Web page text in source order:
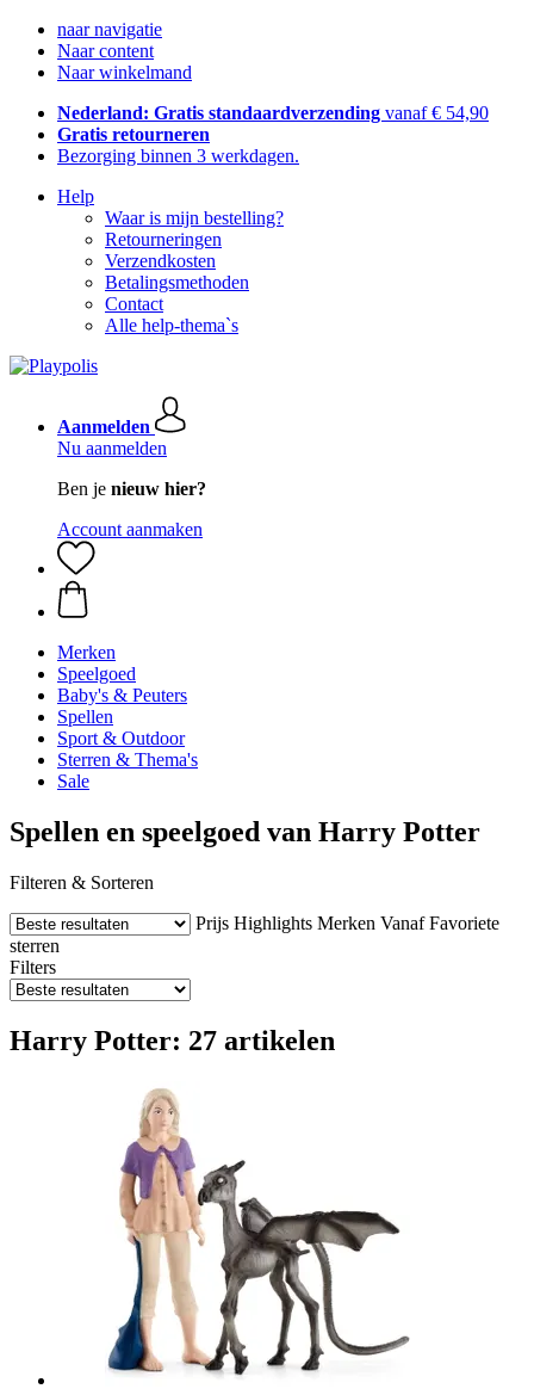
naar navigatie
Naar content
Naar winkelmand
Nederland: Gratis standaardverzending vanaf € 54,90
Gratis retourneren
Bezorging binnen 3 werkdagen.
Help
Waar is mijn bestelling?
Retourneringen
Verzendkosten
Betalingsmethoden
Contact
Alle help-thema`s
Aanmelden
Nu aanmelden
Ben je nieuw hier?
Account aanmaken
Merken
Speelgoed
Baby's & Peuters
Spellen
Sport & Outdoor
Sterren & Thema's
Sale
Spellen en speelgoed van Harry Potter
Filteren & Sorteren
Prijs Highlights Merken Vanaf Favoriete
sterren
Filters
Harry Potter: 27 artikelen